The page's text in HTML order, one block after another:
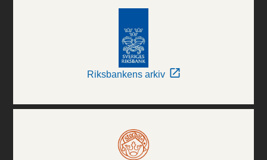
Riksbankens arkiv